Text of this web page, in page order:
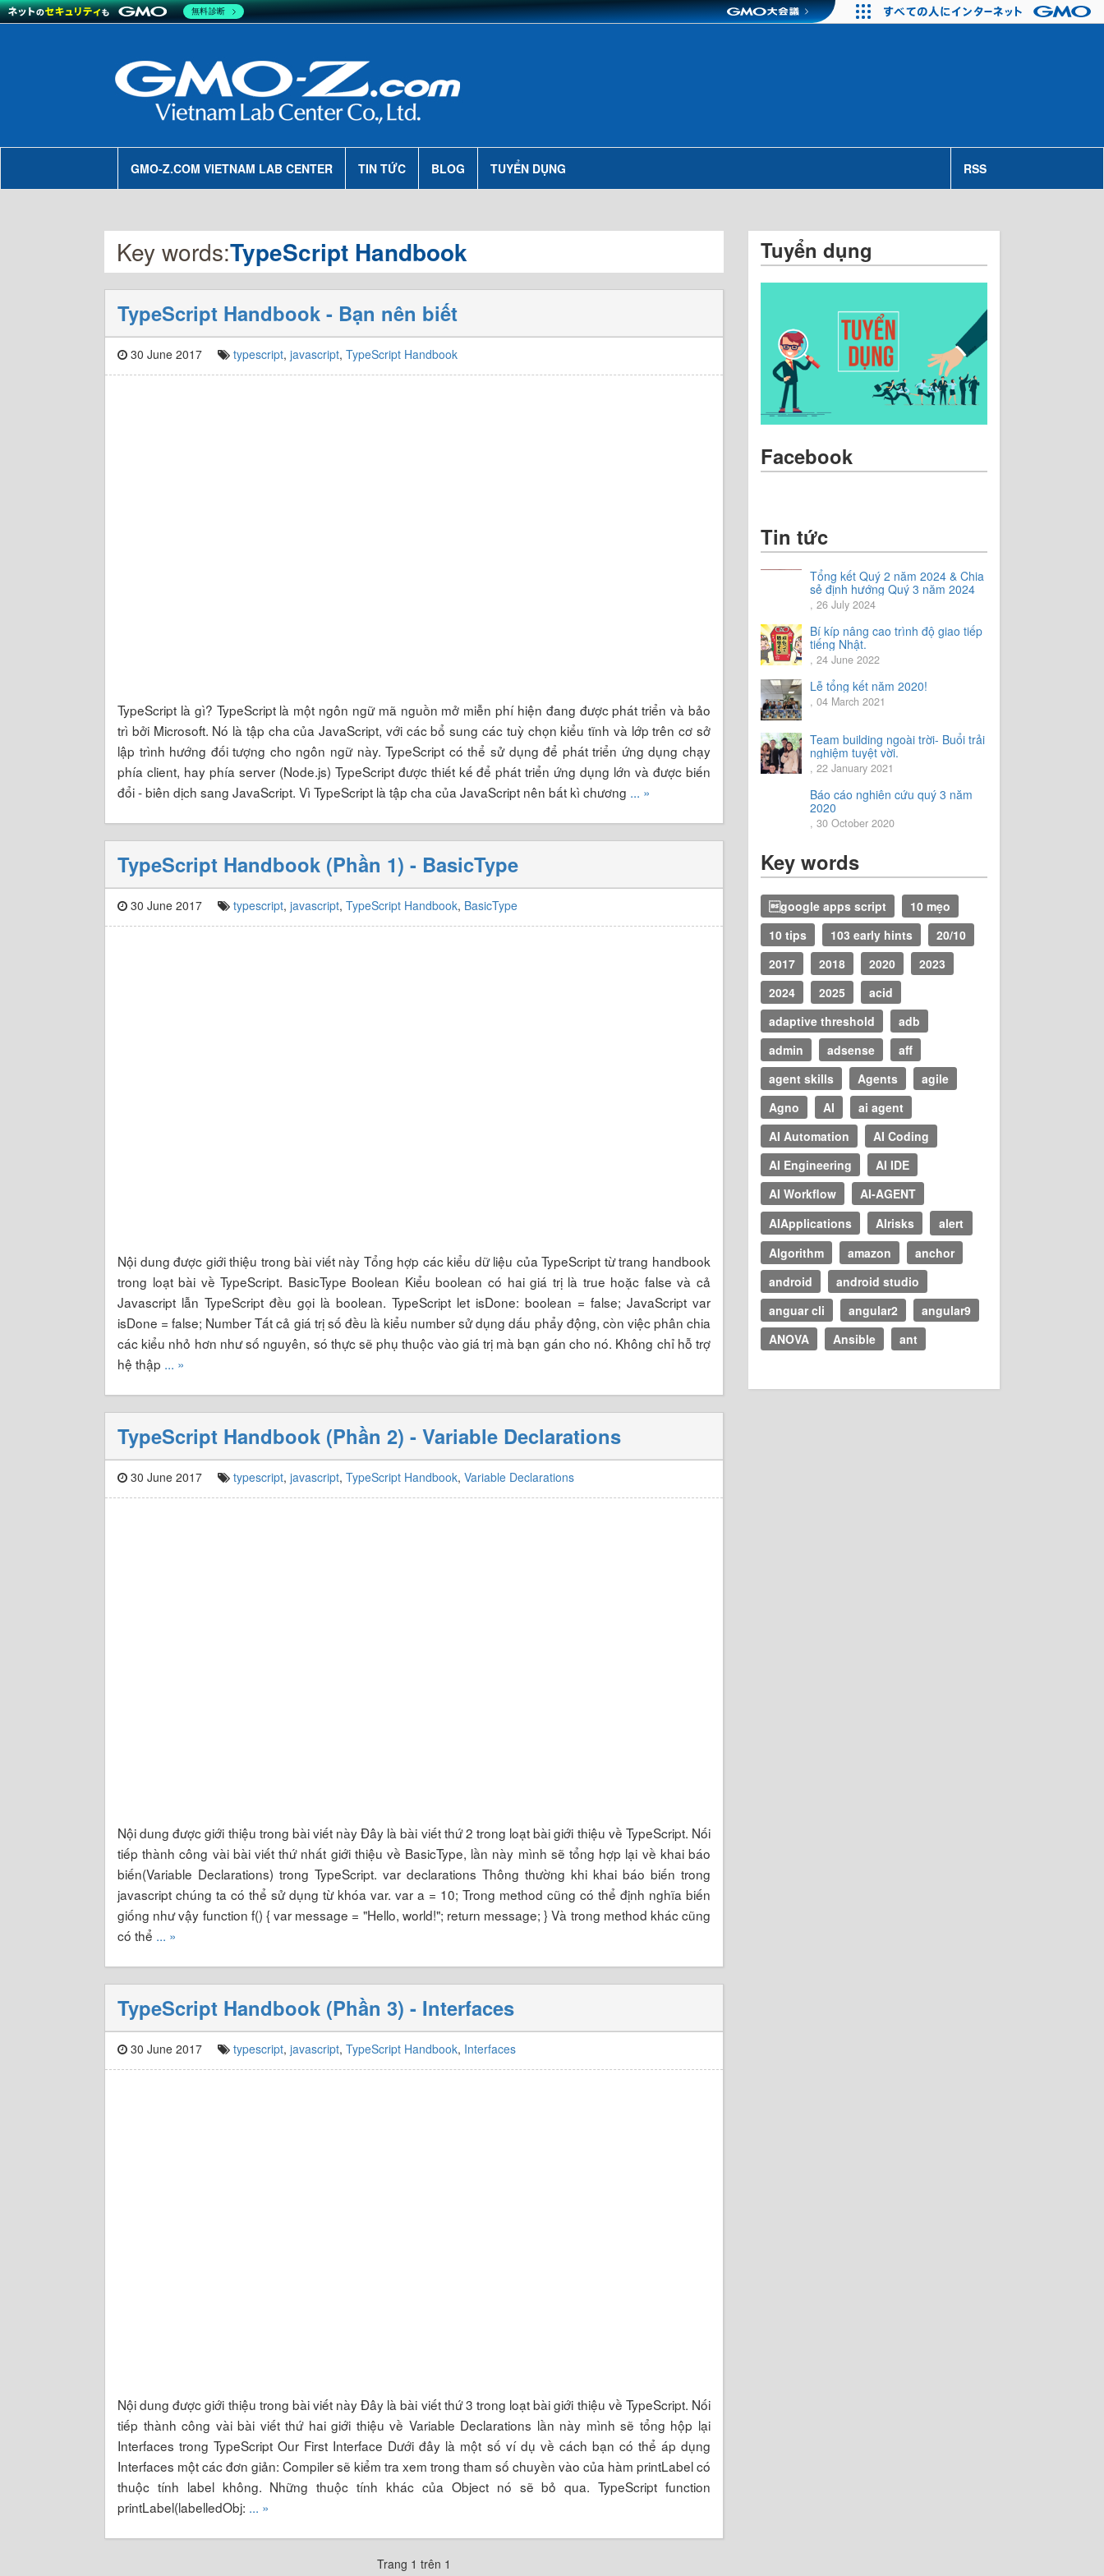
GMO-Z.COM VIETNAM LAB CENTER TIN TỨC BLOG TUYỂN DỤNG RSS
Key words:TypeScript Handbook
TypeScript Handbook - Bạn nên biết
30 June 2017 typescript, javascript, TypeScript Handbook
TypeScript là gì? TypeScript là một ngôn ngữ mã nguồn mở miễn phí hiện đang được phát triển và bảo
trì bởi Microsoft. Nó là tập cha của JavaScript, với các bổ sung các tuỳ chọn kiểu tĩnh và lớp trên cơ sở
lập trình hướng đối tượng cho ngôn ngữ này. TypeScript có thể sử dụng để phát triển ứng dụng chạy
phía client, hay phía server (Node.js) TypeScript được thiết kế để phát triển ứng dụng lớn và được biến
đổi - biên dịch sang JavaScript. Vì TypeScript là tập cha của JavaScript nên bất kì chương ... »
TypeScript Handbook (Phần 1) - BasicType
30 June 2017 typescript, javascript, TypeScript Handbook, BasicType
Nội dung được giới thiệu trong bài viết này Tổng hợp các kiểu dữ liệu của TypeScript từ trang handbook
trong loạt bài về TypeScript. BasicType Boolean Kiểu boolean có hai giá trị là true hoặc false và cả
Javascript lẫn TypeScript đều gọi là boolean. TypeScript let isDone: boolean = false; JavaScript var
isDone = false; Number Tất cả giá trị số đều là kiểu number sử dụng dấu phẩy động, còn việc phân chia
các kiểu nhỏ hơn như số nguyên, só thực sẽ phụ thuộc vào giá trị mà bạn gán cho nó. Không chỉ hỗ trợ
hệ thập ... »
TypeScript Handbook (Phần 2) - Variable Declarations
30 June 2017 typescript, javascript, TypeScript Handbook, Variable Declarations
Nội dung được giới thiệu trong bài viết này Đây là bài viết thứ 2 trong loạt bài giới thiệu về TypeScript. Nối
tiếp thành công vài bài viết thứ nhất giới thiệu về BasicType, lần này mình sẽ tổng hợp lại về khai báo
biến(Variable Declarations) trong TypeScript. var declarations Thông thường khi khai báo biến trong
javascript chúng ta có thể sử dụng từ khóa var. var a = 10; Trong method cũng có thể định nghĩa biến
giống như vậy function f() { var message = "Hello, world!"; return message; } Và trong method khác cũng
có thể ... »
TypeScript Handbook (Phần 3) - Interfaces
30 June 2017 typescript, javascript, TypeScript Handbook, Interfaces
Nội dung được giới thiệu trong bài viết này Đây là bài viết thứ 3 trong loạt bài giới thiệu về TypeScript. Nối
tiếp thành công vài bài viết thứ hai giới thiệu về Variable Declarations lần này mình sẽ tổng hộp lại
Interfaces trong TypeScript Our First Interface Dưới đây là một số ví dụ về cách bạn có thể áp dụng
Interfaces một các đơn giản: Compiler sẽ kiểm tra xem trong tham số chuyền vào của hàm printLabel có
thuộc tính label không. Những thuộc tính khác của Object nó sẽ bỏ qua. TypeScript function
printLabel(labelledObj: ... »
Trang 1 trên 1
Tuyển dụng
Facebook
Tin tức
Tổng kết Quý 2 năm 2024 & Chia
sẻ định hướng Quý 3 năm 2024
, 26 July 2024
Bí kíp nâng cao trình độ giao tiếp
tiếng Nhật.
, 24 June 2022
Lễ tổng kết năm 2020!
, 04 March 2021
Team building ngoài trời- Buổi trải
nghiệm tuyệt vời.
, 22 January 2021
Báo cáo nghiên cứu quý 3 năm
2020
, 30 October 2020
Key words
google apps script
10 mẹo
10 tips
103 early hints
20/10
2017
2018 2020
2023
2024
2025
acid
adaptive threshold
adb
admin
adsense
aff
agent skills
Agents
agile
Agno
AI
ai agent
AI Automation
AI Coding
AI Engineering
AI IDE
AI Workflow
AI-AGENT
AIApplications
AIrisks
alert
Algorithm
amazon
anchor
android
android studio
anguar cli
angular2
angular9
ANOVA
Ansible ant
無料診断